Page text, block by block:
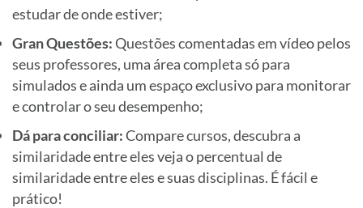
estudar de onde estiver;
Gran Questões:Questões comentadas em vídeo pelos
seus professores, uma área completa só para
simulados e ainda um espaço exclusivo para monitorar
e controlar o seu desempenho;
Dá para conciliar:Compare cursos, descubra a
similaridade entre eles veja o percentual de
similaridade entre eles e suas disciplinas. É fácil e
prático!